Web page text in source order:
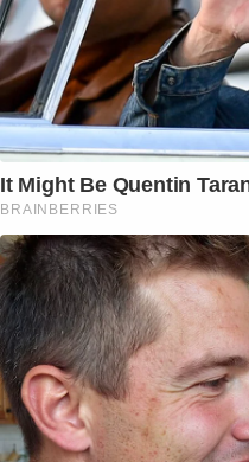
It Might Be Quentin
BRAINBERRIES